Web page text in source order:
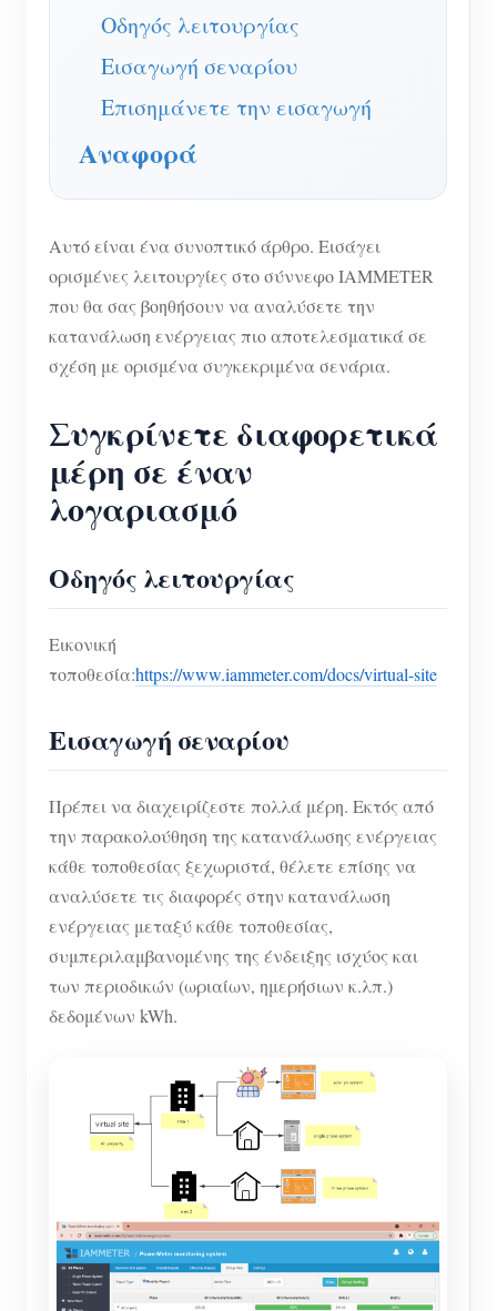
Εφαρμογές
Επιτηρητής ενέργειας ηλιακού φωτοβολταϊκού
Παρακολούθηση Χρήσης Ηλεκτρικής Ενέργειας
Σύστημα ελέγχου Φ/Β θερμαντήρα
Οικιακός αυτοματισμός
Γρήγορη εκκίνηση προϊόντος
Εγγραφο
Εκπαιδευτικό βίντεο
Νέα
Blogs
Κοινότητα
Προγραμματιστής
Εξερευνώ
Επικοινωνία
Σχετικά με εμάς
Οδηγός λειτουργίας
Εισαγωγή σεναρίου
Επισημάνετε την εισαγωγή
Αναφορά
Αυτό είναι ένα συνοπτικό άρθρο. Εισάγει
ορισμένες λειτουργίες στο σύννεφο IAMMETER
που θα σας βοηθήσουν να αναλύσετε την
κατανάλωση ενέργειας πιο αποτελεσματικά σε
σχέση με ορισμένα συγκεκριμένα σενάρια.
Συγκρίνετε διαφορετικά
μέρη σε έναν
λογαριασμό
Οδηγός λειτουργίας
Εικονική
τοποθεσία:https://www.iammeter.com/docs/virtual-site
Εισαγωγή σεναρίου
Πρέπει να διαχειρίζεστε πολλά μέρη. Εκτός από
την παρακολούθηση της κατανάλωσης ενέργειας
κάθε τοποθεσίας ξεχωριστά, θέλετε επίσης να
αναλύσετε τις διαφορές στην κατανάλωση
ενέργειας μεταξύ κάθε τοποθεσίας,
συμπεριλαμβανομένης της ένδειξης ισχύος και
των περιοδικών (ωριαίων, ημερήσιων κ.λπ.)
δεδομένων kWh.